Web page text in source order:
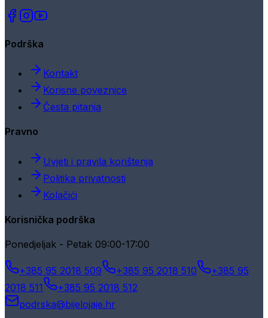
Podrška
Kontakt
Korisne poveznice
Česta pitanja
Pravno
Uvjeti i pravila korištenja
Politika privatnosti
Kolačići
Korisnička podrška
Ponedjeljak - Petak 09:00-17:00
+385 95 2018 509 +385 95 2018 510
+385 95
2018 511
+385 95 2018 512
podrska@bijelojaje.hr